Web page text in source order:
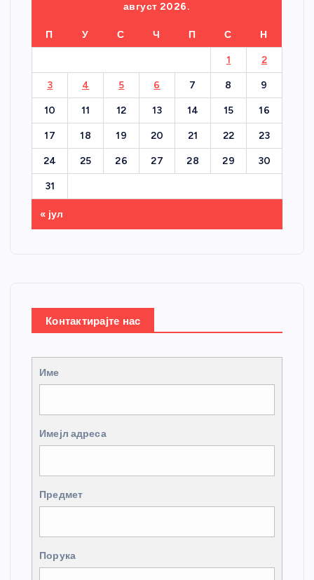
август 2026.
П У С Ч П С Н
1 2
3 4 5 6 7 8 9
10 11 12 13 14 15 16
17 18 19 20 21 22 23
24 25 26 27 28 29 30
31
« јул
Контактирајте нас
Име
Имејл адреса
Предмет
Порука